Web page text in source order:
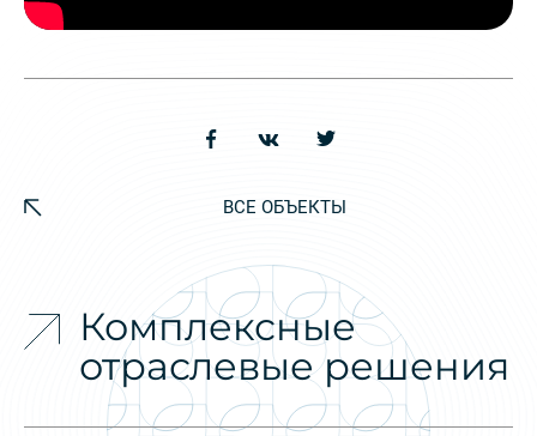
ВСЕ ОБЪЕКТЫ
Комплексные
отраслевые решения